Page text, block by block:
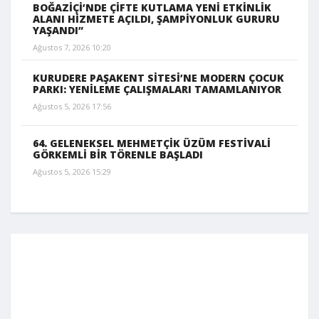
BOĞAZİÇİ’NDE ÇİFTE KUTLAMA YENİ ETKİNLİK
ALANI HİZMETE AÇILDI, ŞAMPİYONLUK GURURU
YAŞANDI”
Ağustos 7, 2026 10:20
KURUDERE PAŞAKENT SİTESİ’NE MODERN ÇOCUK
PARKI: YENİLEME ÇALIŞMALARI TAMAMLANIYOR
Ağustos 5, 2026 17:56
64. GELENEKSEL MEHMETÇİK ÜZÜM FESTİVALİ
GÖRKEMLİ BİR TÖRENLE BAŞLADI
Ağustos 5, 2026 15:29